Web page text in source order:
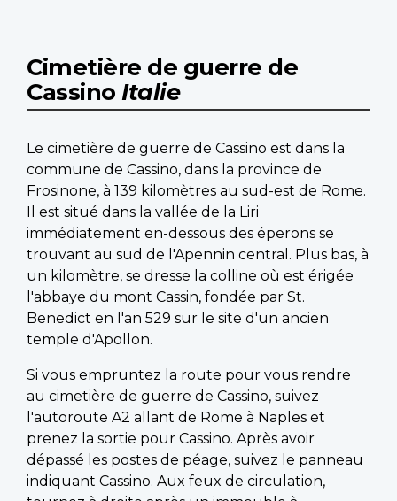
Cimetière de guerre de
Cassino Italie
Le cimetière de guerre de Cassino est dans la
commune de Cassino, dans la province de
Frosinone, à 139 kilomètres au sud-est de Rome.
Il est situé dans la vallée de la Liri
immédiatement en-dessous des éperons se
trouvant au sud de l'Apennin central. Plus bas, à
un kilomètre, se dresse la colline où est érigée
l'abbaye du mont Cassin, fondée par St.
Benedict en l'an 529 sur le site d'un ancien
temple d'Apollon.
Si vous empruntez la route pour vous rendre
au cimetière de guerre de Cassino, suivez
l'autoroute A2 allant de Rome à Naples et
prenez la sortie pour Cassino. Après avoir
dépassé les postes de péage, suivez le panneau
indiquant Cassino. Aux feux de circulation,